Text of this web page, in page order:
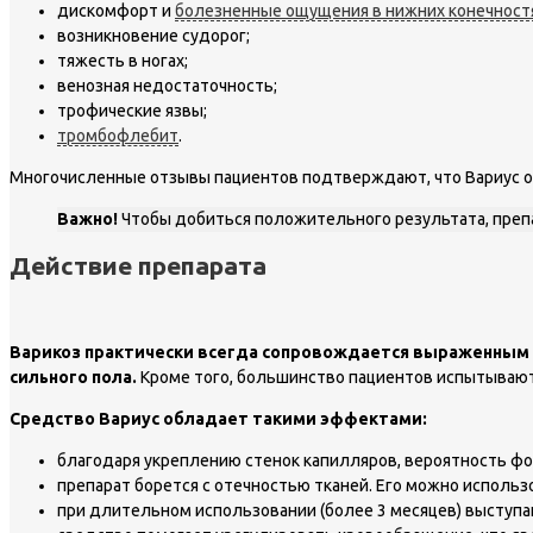
дискомфорт и болезненные ощущения в нижних
возникновение судорог;
тяжесть в ногах;
венозная недостаточность;
трофические язвы;
тромбофлебит.
Многочисленные отзывы пациентов подтверждают, что Вариус
Важно!Чтобы добиться положительного результата,
Действие препарата
Варикоз практически всегда сопровождается
сильного пола. Кроме того, большинство пациентов
Средство Вариус обладает такими эффектами:
благодаря укреплению стенок капилляров, вероятность
препарат борется с отечностью тканей. Его можно
при длительном использовании (более 3 месяцев)